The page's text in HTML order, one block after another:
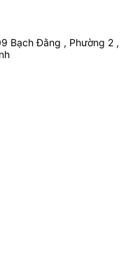
Bạch Đằng , Phường 2 ,